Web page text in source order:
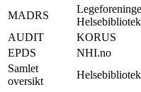
MADRS
AUDIT
KORUS
EPDS
NHI.no
Samlet
oversikt